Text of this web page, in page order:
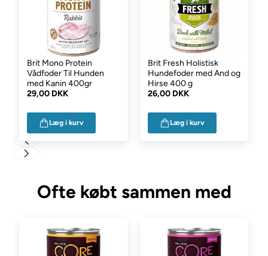
natrium 0,4 %.
Næringssammensætning:
vitamin D3 (3a671) 250 IE, vitamin E
(3a700) 100 mg, zink (3b606) 15 mg, jern (3b106) 10mg, mangan
(3b504) 3 mg, kaliumjod (3b201) 06b mg, 06b mg, 06b. ) 0,5 mg,
biotin (3a880) 0,2 mg. Teknologiske tilsætningsstoffer pr. 1 kg:
johannesbrødgummi (E410) 5 000 mg.
Teknologiske tilsætningsstoffer pr. 1 kg:johannesbrødgummi
(E410) 5 000 mg.
Metaboliserbar energi:
Brit Mono Protein
Vådfoder Til Hunden
med Kanin 400gr
29,00 DKK
Læg i kurv
Brit Fresh Holistisk
Hundefoder med And og
Hirse 400 g
26,00 DKK
Læg i kurv
Ofte købt sammen med